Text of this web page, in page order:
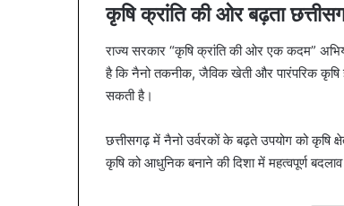
कृषि क्रांति की ओर बढ़ता
राज्य सरकार “कृषि क्रांति की ओर एक कदम”
है कि नैनो तकनीक, जैविक खेती और पारंपरिक
सकती है।
छत्तीसगढ़ में नैनो उर्वरकों के बढ़ते उपयोग को कृषि
कृषि को आधुनिक बनाने की दिशा में महत्वपूर्ण